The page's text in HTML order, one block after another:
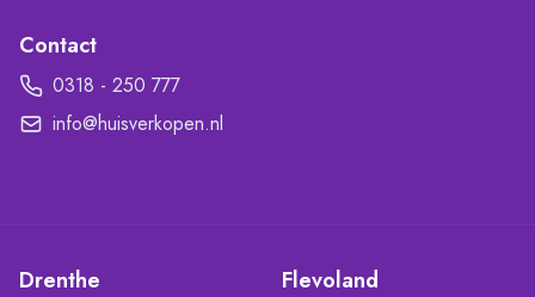
Contact
0318 - 250 777
info@huisverkopen.nl
Drenthe Flevoland